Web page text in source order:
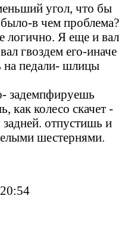
угол, что бы
в чем проблема?
логично. Я еще и вал
гвоздем его-иначе
на педали- шлицы
задемпфируешь
как колесо скачет -
отпустишь и
шестернями.